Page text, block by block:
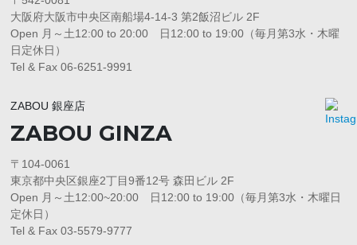
大阪府大阪市中央区南船場4-14-3 第2飯沼ビル 2F
Open 月～土12:00 to 20:00 日12:00 to 19:00（毎月第3水・木曜
日定休日）
Tel & Fax 06-6251-9991
ZABOU 銀座店
ZABOU GINZA
〒104-0061
東京都中央区銀座2丁目9番12号 森田ビル 2F
Open 月～土12:00~20:00 日12:00 to 19:00（毎月第3水・木曜日
定休日）
Tel & Fax 03-5579-9777